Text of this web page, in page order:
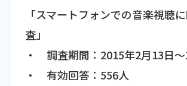
「スマートフォンでの音楽視聴
査」
・ 調査期間：2015年2月13日～
・ 有効回答：556人